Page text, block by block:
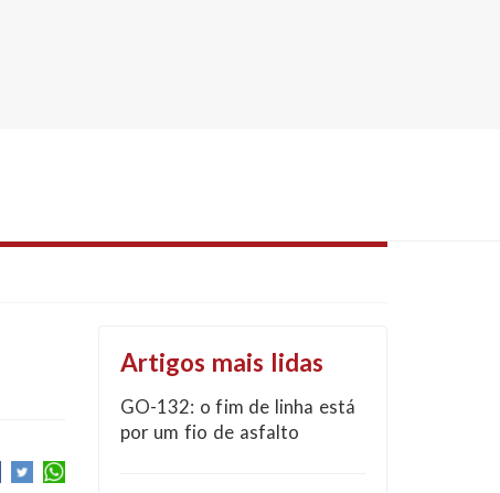
Artigos mais lidas
GO-132: o fim de linha está
por um fio de asfalto